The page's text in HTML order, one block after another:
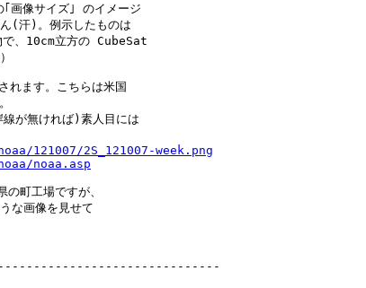
画像サイズ｣ のイメージ
(汗)。例示したものは
、10cm立方の CubeSat
れます。こちらは米国
が無ければ)素人目には
121007/2S_121007-week.png
noaa.asp
町工場ですが、
な画像を見せて